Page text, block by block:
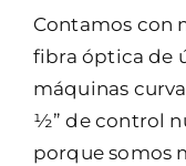
Contamos con
fibra óptica de
máquinas
½” de control
porque somos